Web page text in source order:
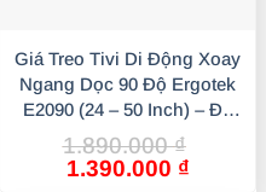
Giá Treo Tivi Di Động Xoay
Ngang Dọc 90 Độ Ergotek
E2090 (24 – 50 Inch) – Đa
Năng & Linh Hoạt
1.890.000₫
Giá
1.390.000 ₫Giá